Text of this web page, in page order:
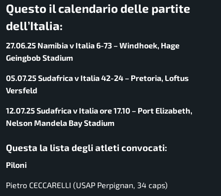
Questo il calendario delle partite
dell’Italia:
27.06.25 Namibia v Italia 6-73 – Windhoek, Hage
Geingbob Stadium
05.07.25 Sudafrica v Italia 42-24 – Pretoria, Loftus
Versfeld
12.07.25 Sudafrica v Italia ore 17.10 – Port Elizabeth,
Nelson Mandela Bay Stadium
Questa la lista degli atleti convocati:
Piloni
Pietro CECCARELLI (USAP Perpignan, 34 caps)